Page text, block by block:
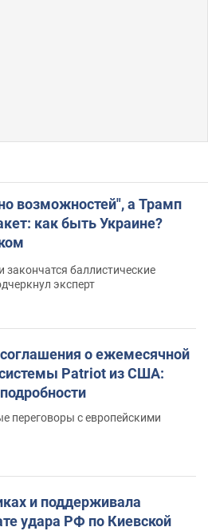
возможностей", а Трамп
как быть Украине?
закончатся баллистические
эксперт
о ежемесячной
системы Patriot из США:
переговоры с европейскими
и поддерживала
удара РФ по Киевской